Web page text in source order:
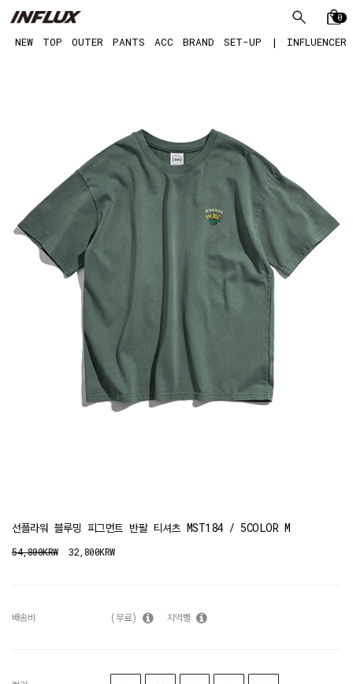
0
NEW TOP OUTER PANTS ACC BRAND SET-UP | INFLUENCER
선플라워 블루밍 피그먼트 반팔 티셔츠 MST184 / 5COLOR M
54,800KRW 32,800KRW
배송비 (무료) 지역별